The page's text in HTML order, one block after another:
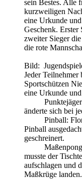
sein Bestes. Alle
kurzweiligen
eine Urkunde
Geschenk. Erster
zweiter Sieger
die rote
Bild:
Jeder Teilnehmer
Sportschützen
eine Urkunde
Punktejäger:
änderte sich bei
Pinball:
Pinball
geschreinert.
Maßenpong:
musste der
aufschlagen und
Maßkrüge landen.